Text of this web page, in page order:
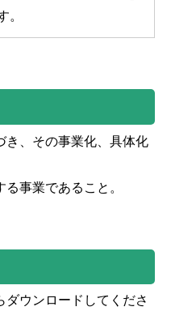
。
き、その事業化、具体化
事業であること。
ウンロードしてくださ